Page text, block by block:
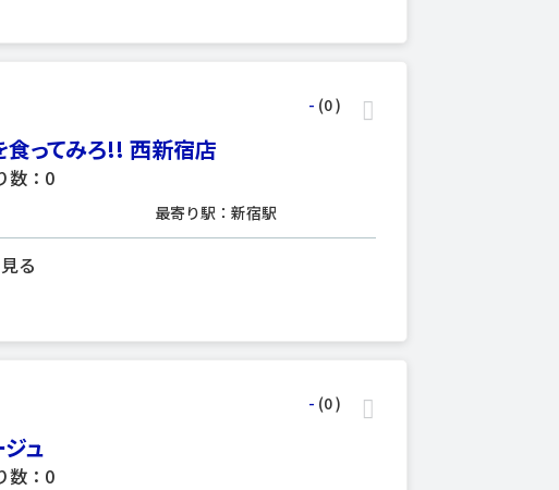
食ってみろ!! 西新宿店
数：0
最寄り駅：新宿駅
- (0)
る
ュ
数：0
- (0)